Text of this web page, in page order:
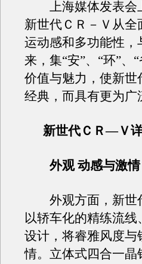
上海媒体发表会
新世代ＣＲ－Ｖ从
运动感和多功能性
来，集“安”、“环”、
价值与魅力，使新
经典，而具有更为广
新世代ＣＲ—Ｖ
外观 动感与激情
外观方面，新世
以轿车化的精练流
设计，将睿雅风度
情。立体式四合一